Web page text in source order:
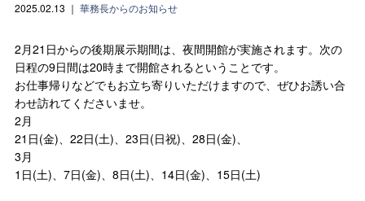
2025.02.13 ｜ 華務長からのお知らせ
2月21日からの後期展示期間は、夜間開館が実施されます。次の
日程の9日間は20時まで開館されるということです。
お仕事帰りなどでもお立ち寄りいただけますので、ぜひお誘い合
わせ訪れてくださいませ。
2月
21日(金)、22日(土)、23日(日祝)、28日(金)、
3月
1日(土)、7日(金)、8日(土)、14日(金)、15日(土)